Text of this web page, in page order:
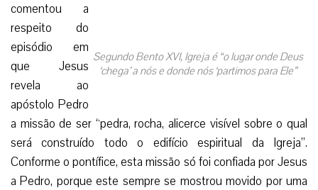
Segundo Bento XVI, Igreja é “o lugar onde Deus
‘chega’ a nós e donde nós ‘partimos para Ele”
comentou a
respeito do
episódio em
que Jesus
revela ao
apóstolo Pedro
a missão de ser “pedra, rocha, alicerce visível sobre o qual
será construído todo o edifício espiritual da Igreja”.
Conforme o pontífice, esta missão só foi confiada por Jesus
a Pedro, porque este sempre se mostrou movido por uma